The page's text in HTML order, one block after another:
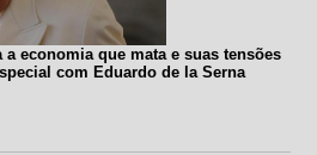
economia que mata e suas tensões
com Eduardo de la Serna